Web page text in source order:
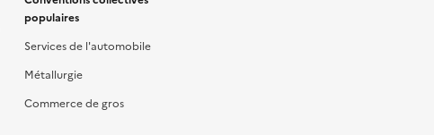
populaires
Services de l'automobile
Métallurgie
Commerce de gros